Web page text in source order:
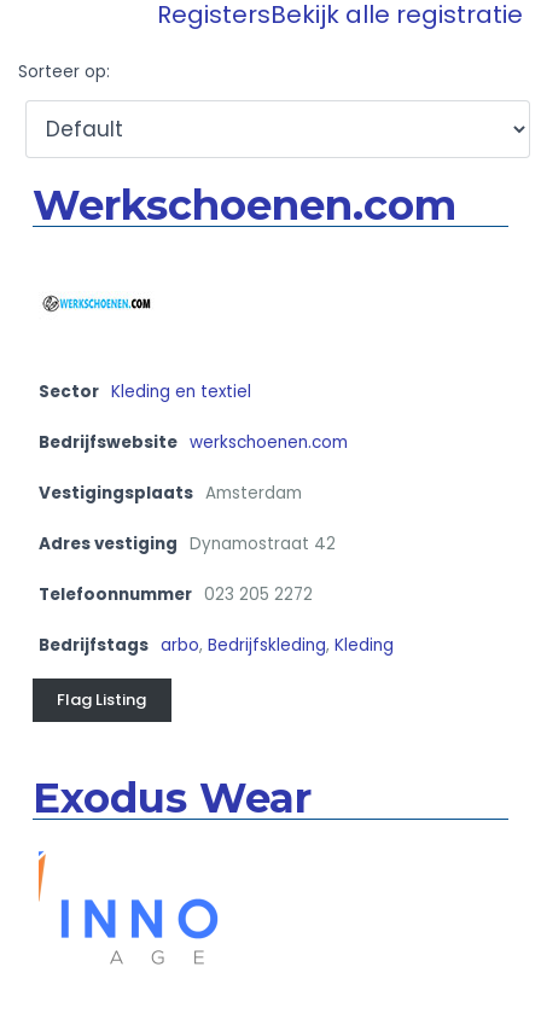
RegistersBekijk alle registratie
Sorteer op:
Werkschoenen.com
Sector Kleding en textiel
Bedrijfswebsite werkschoenen.com
Vestigingsplaats Amsterdam
Adres vestiging Dynamostraat 42
Telefoonnummer 023 205 2272
Bedrijfstags arbo, Bedrijfskleding, Kleding
Flag Listing
Exodus Wear